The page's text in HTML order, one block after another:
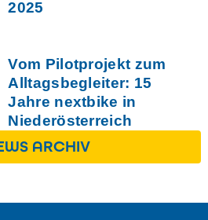
2025
Vom Pilotprojekt zum
Alltagsbegleiter: 15
Jahre nextbike in
Niederösterreich
ARCHIV